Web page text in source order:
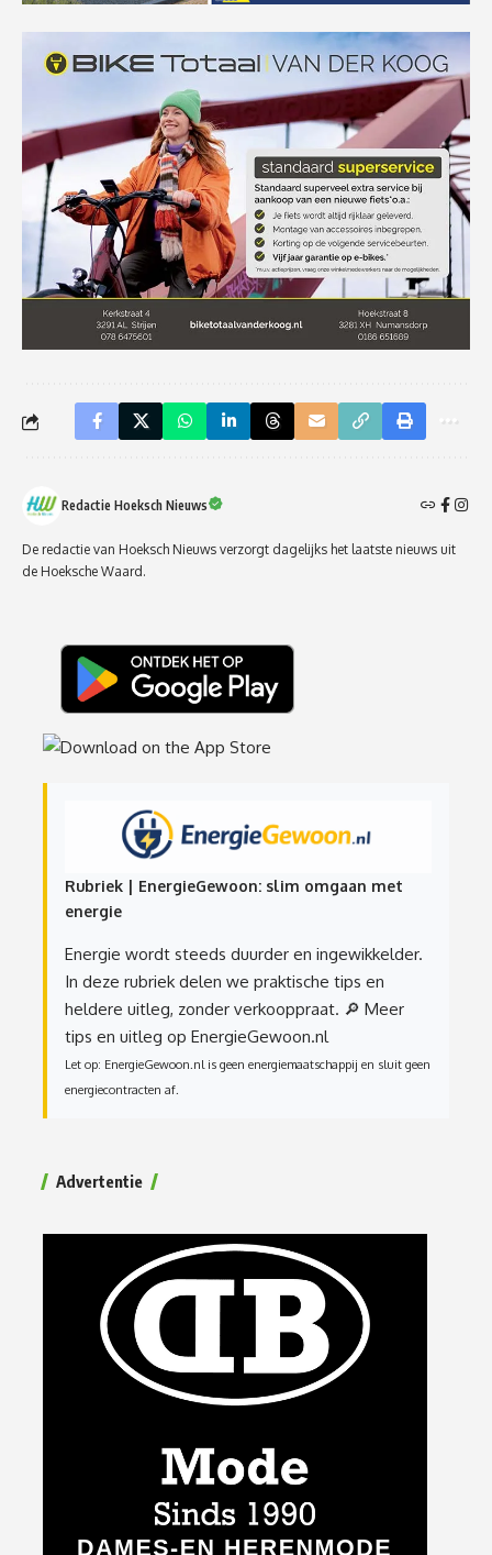
Redactie Hoeksch Nieuws
De redactie van Hoeksch Nieuws verzorgt dagelijks het laatste nieuws uit
de Hoeksche Waard.
Rubriek | EnergieGewoon: slim omgaan met
energie
Energie wordt steeds duurder en ingewikkelder.
In deze rubriek delen we praktische tips en
heldere uitleg, zonder verkooppraat. 🔎 Meer
tips en uitleg op EnergieGewoon.nl
Let op: EnergieGewoon.nl is geen energiemaatschappij en sluit geen
energiecontracten af.
Advertentie